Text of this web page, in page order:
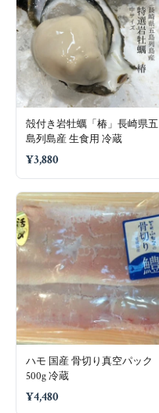
殻付き岩牡蠣「椿」長崎県五
島列島産 生食用 冷蔵
¥3,880
ハモ 国産 骨切り真空パック
500g 冷蔵
¥4,480